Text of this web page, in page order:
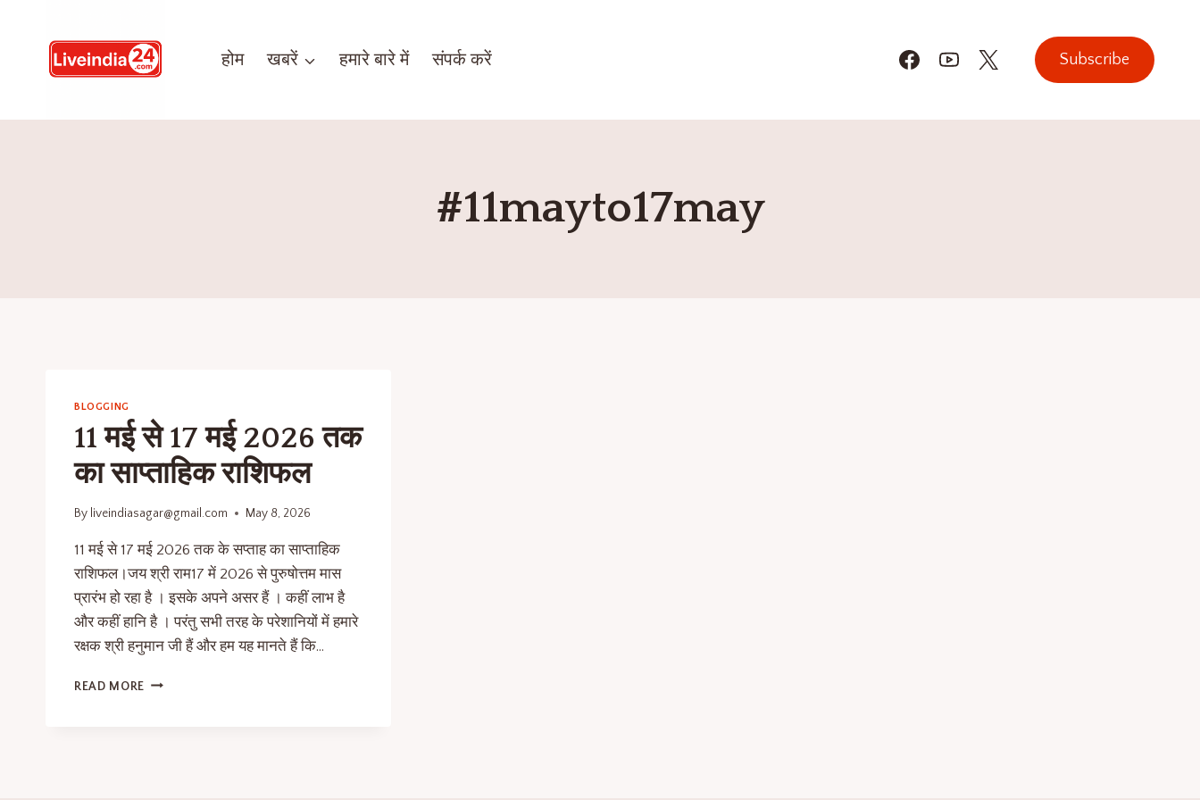
होम खबरें हमारे बारे में संपर्क करें Subscribe
#11mayto17may
BLOGGING
11 मई से 17 मई 2026 तक
का साप्ताहिक राशिफल
By liveindiasagar@gmail.com May 8, 2026
11 मई से 17 मई 2026 तक के सप्ताह का साप्ताहिक
राशिफल।जय श्री राम17 में 2026 से पुरुषोत्तम मास
प्रारंभ हो रहा है । इसके अपने असर हैं । कहीं लाभ है
और कहीं हानि है । परंतु सभी तरह के परेशानियों में हमारे
रक्षक श्री हनुमान जी हैं और हम यह मानते हैं कि…
READ MORE